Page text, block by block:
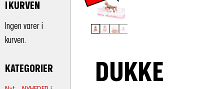
I KURVEN
Ingen varer i
kurven.
KATEGORIER
S
DUKKE